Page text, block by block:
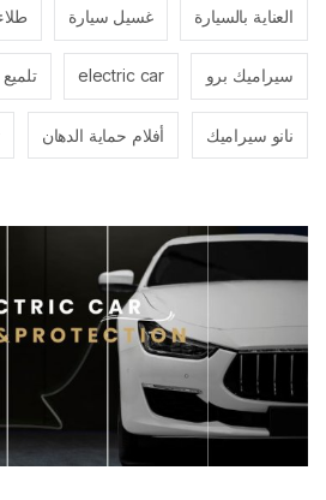
العناية بالسيارة غسيل سيارة
سيراميك برو electric car
نانو سيراميك أفلام حماية الدهان